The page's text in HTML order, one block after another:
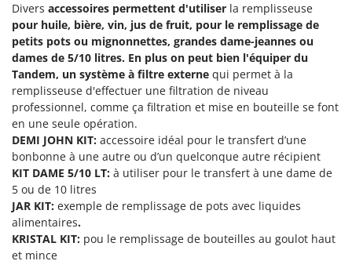
Sécateurs pneumatiques
Semoirs et Épandeurs d'engrais
Socs pour tracteur
Souffleurs aspirateurs pour Feuilles
Soufreuses - Poudreuses à dos
Soufreuses - Poudreuses pour tracteur
T
Taille-haies
Taille-haies à bras pour tracteur
Tarières
Tondeuses à Gazon
J JOLLY ITALIA
K
KAAZ
Karcher
Kasco
Kemper
Keter
KitchenAid
Komo
Divers accessoires permettent d'utiliser la remplisseuse
pour huile, bière, vin, jus de fruit, pour le remplissage de
petits pots ou mignonnettes, grandes dame-jeannes ou
dames de 5/10 litres. En plus on peut bien l'équiper du
Tandem, un système à filtre externe qui permet à la
remplisseuse d'effectuer une filtration de niveau
professionnel, comme ça filtration et mise en bouteille se font
en une seule opération.
DEMI JOHN KIT: accessoire idéal pour le transfert d’une
bonbonne à une autre ou d’un quelconque autre récipient
KIT DAME 5/10 LT: à utiliser pour le transfert à une dame de
5 ou de 10 litres
JAR KIT: exemple de remplissage de pots avec liquides
alimentaires.
KRISTAL KIT: pou le remplissage de bouteilles au goulot haut
et mince